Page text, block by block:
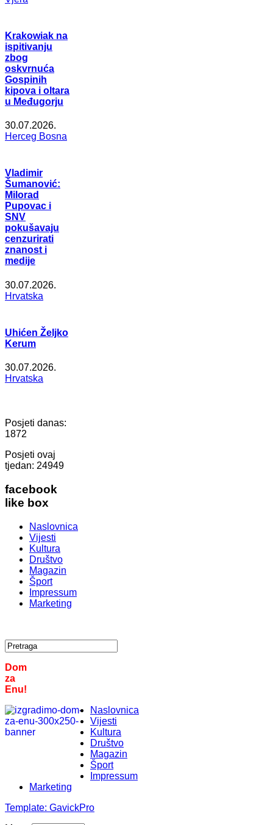
Krakowiak na
ispitivanju
zbog
oskvrnuća
Gospinih
kipova i oltara
u Međugorju
30.07.2026.
Herceg Bosna
Vladimir
Šumanović:
Milorad
Pupovac i
SNV
pokušavaju
cenzurirati
znanost i
medije
30.07.2026.
Hrvatska
Uhićen Željko
Kerum
30.07.2026.
Hrvatska
Posjeti danas:
1872
Posjeti ovaj
tjedan: 24949
facebook
like box
Naslovnica
Vijesti
Kultura
Društvo
Magazin
Šport
Impressum
Marketing
Dom
za
Enu!
Naslovnica
Vijesti
Kultura
Društvo
Magazin
Šport
Impressum
Marketing
Template: GavickPro